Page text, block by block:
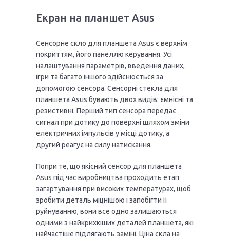
Екран на планшет Asus
Сенсорне скло для планшета Asus є верхнім
покриттям, його панеллю керування. Усі
налаштування параметрів, введення даних,
ігри та багато іншого здійснюється за
допомогою сенсора. Сенсорні стекла для
планшета Asus бувають двох видів: ємнісні та
резистивні. Перший тип сенсора передає
сигнал при дотику до поверхні шляхом зміни
електричних імпульсів у місці дотику, а
другий реагує на силу натискання.
Попри те, що якісний сенсор для планшета
Asus під час виробництва проходить етап
загартування при високих температурах, щоб
зробити деталь міцнішою і запобігти її
руйнуванню, вони все одно залишаються
одними з найкрихкіших деталей планшета, які
найчастіше підлягають заміні. Ціна скла на